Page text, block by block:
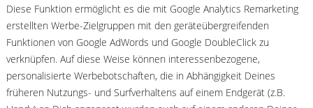
Diese Funktion ermöglicht es die mit Google Analytics Remarketing
erstellten Werbe-Zielgruppen mit den geräteübergreifenden
Funktionen von Google AdWords und Google DoubleClick zu
verknüpfen. Auf diese Weise können interessenbezogene,
personalisierte Werbebotschaften, die in Abhängigkeit Deines
früheren Nutzungs- und Surfverhaltens auf einem Endgerät (z.B.